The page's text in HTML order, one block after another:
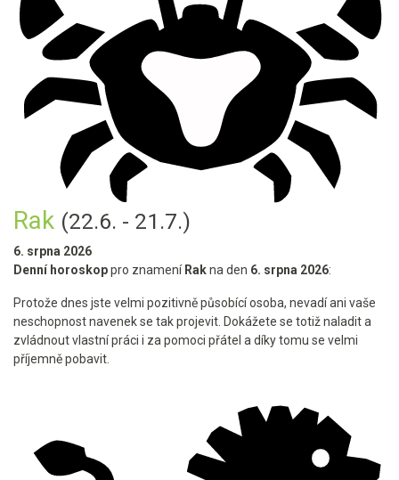
Rak (22.6. - 21.7.)
6. srpna 2026
Denní horoskoppro znamení Rakna den 6. srpna 2026:
Protože dnes jste velmi pozitivně působící osoba, nevadí ani vaše
neschopnost navenek se tak projevit. Dokážete se totiž naladit a
zvládnout vlastní práci i za pomoci přátel a díky tomu se velmi
příjemně pobavit.